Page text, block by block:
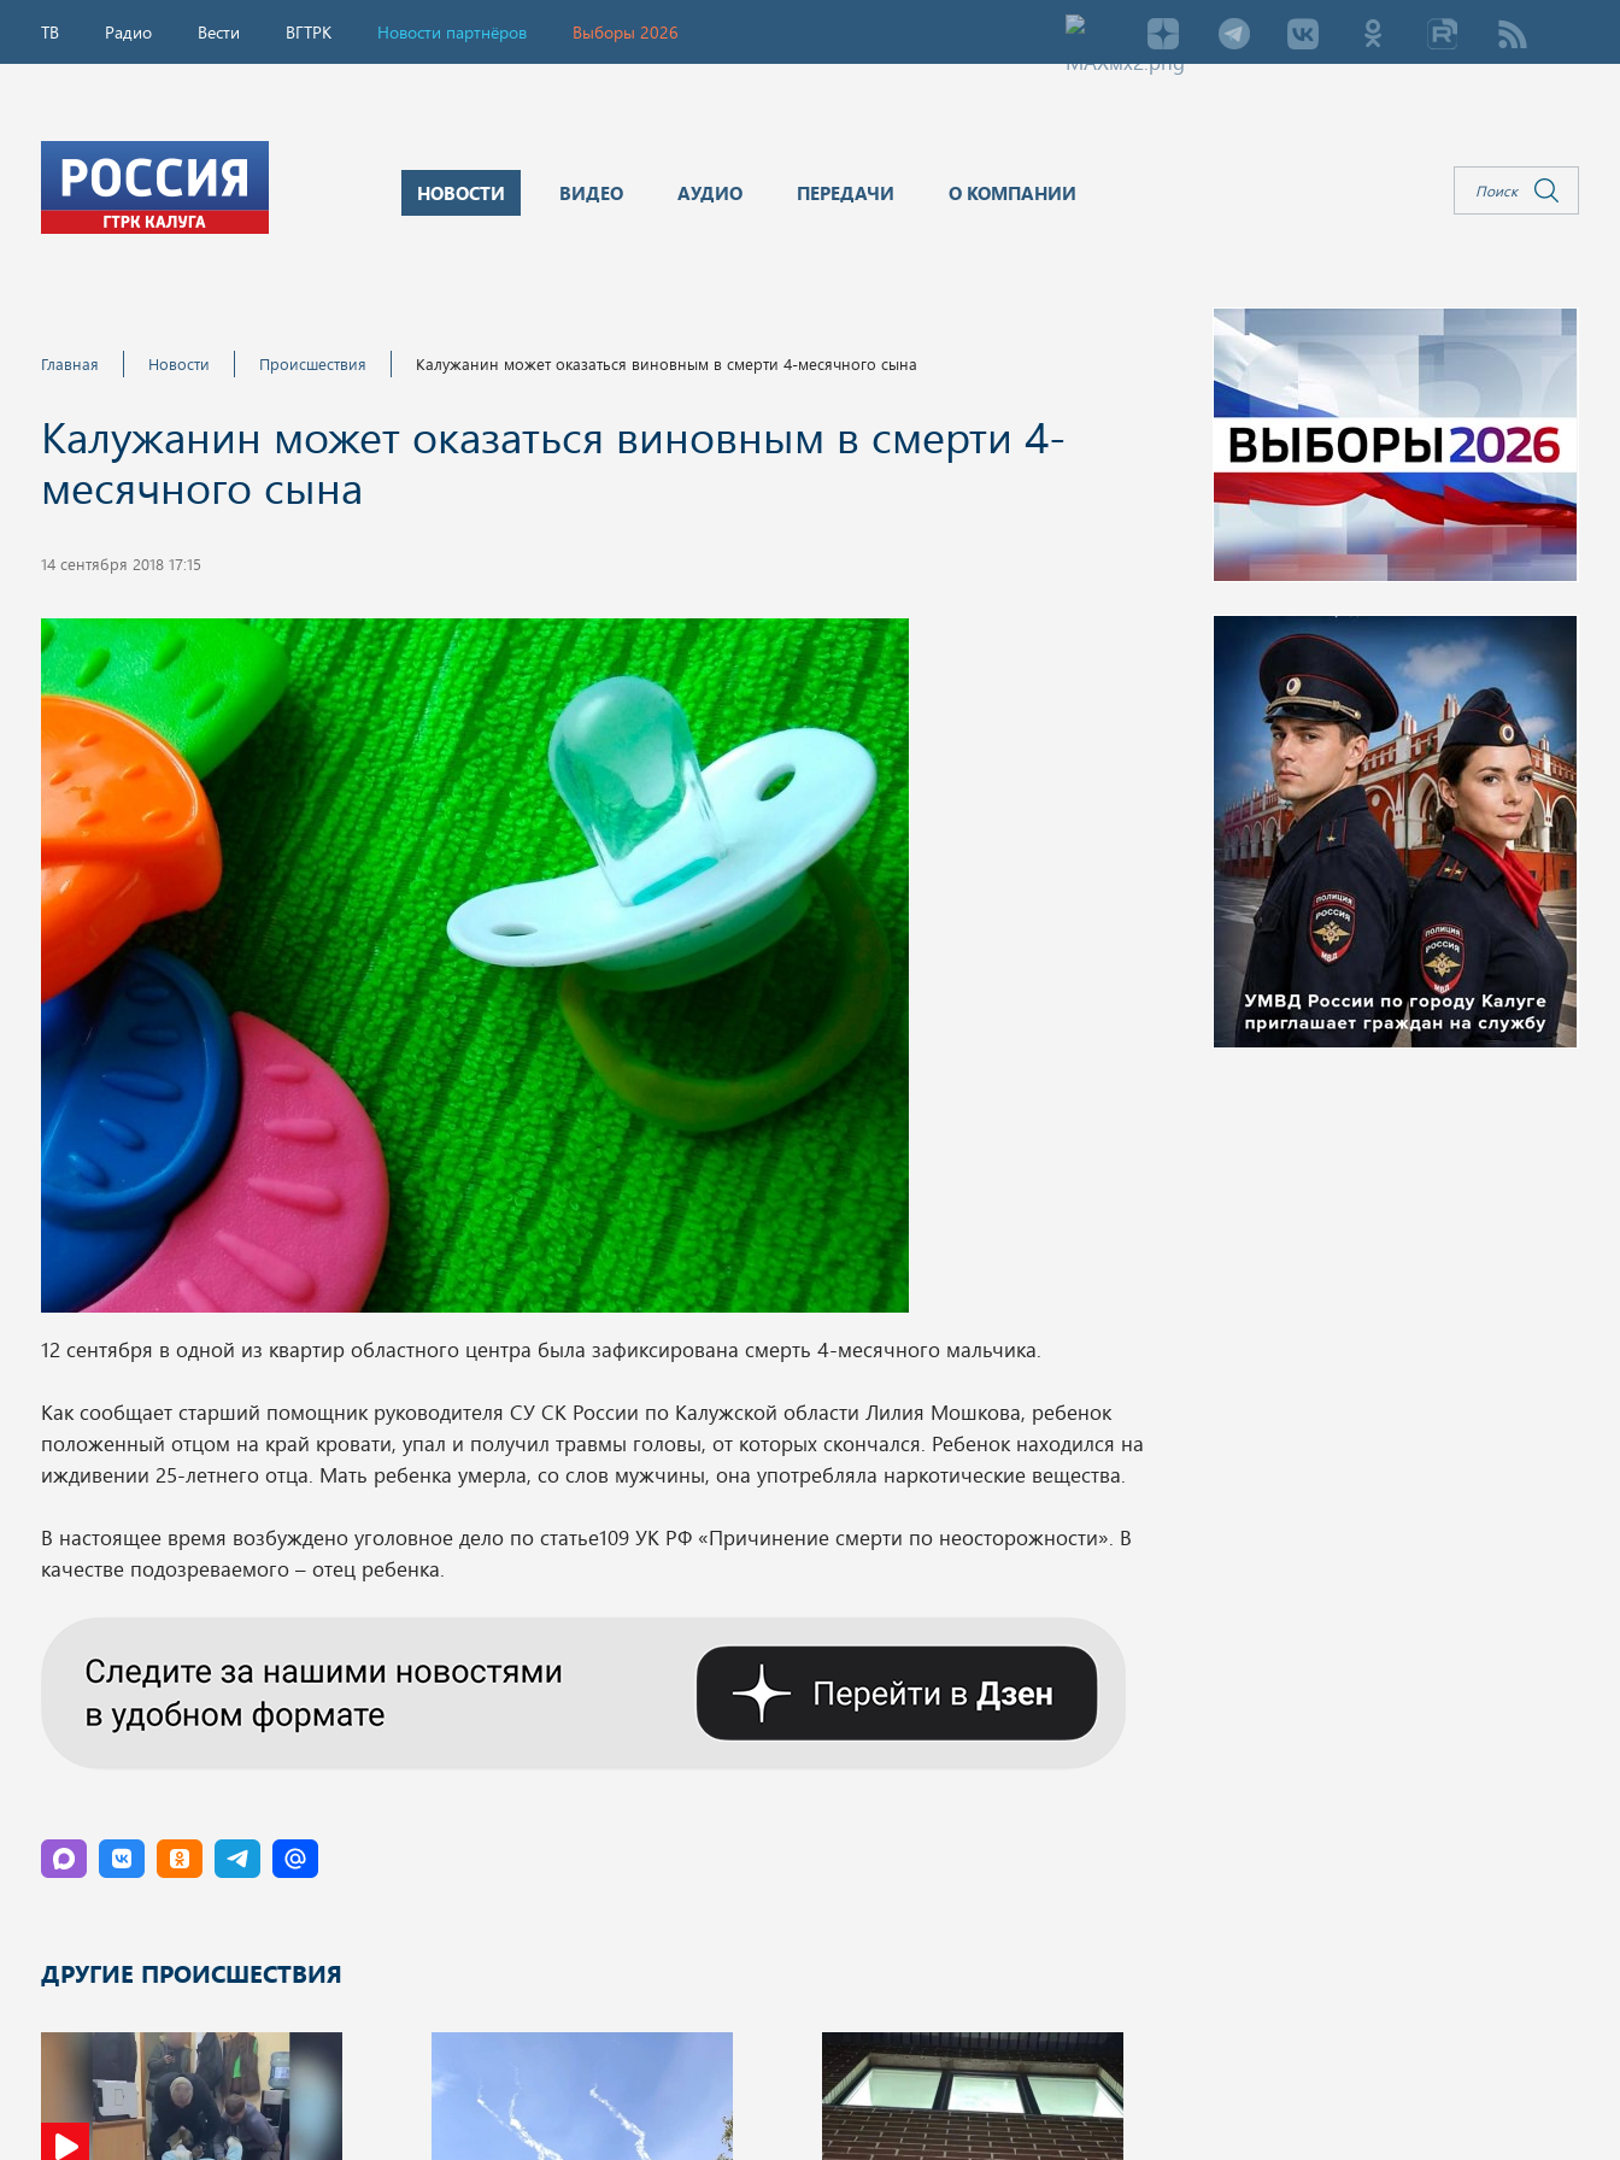
ТВ Радио Вести ВГТРК Новости партнёров Выборы 2026
НОВОСТИ ВИДЕО АУДИО ПЕРЕДАЧИ О КОМПАНИИ
Главная Новости Происшествия Калужанин может оказаться виновным в смерти 4-месячного сына
Калужанин может оказаться виновным в смерти 4-
месячного сына
14 сентября 2018 17:15
12 сентября в одной из квартир областного центра была зафиксирована смерть 4-месячного мальчика.
Как сообщает старший помощник руководителя СУ СК России по Калужской области Лилия Мошкова, ребенок
положенный отцом на край кровати, упал и получил травмы головы, от которых скончался. Ребенок находился на
иждивении 25-летнего отца. Мать ребенка умерла, со слов мужчины, она употребляла наркотические вещества.
В настоящее время возбуждено уголовное дело по статье109 УК РФ «Причинение смерти по неосторожности». В
качестве подозреваемого – отец ребенка.
ДРУГИЕ ПРОИСШЕСТВИЯ